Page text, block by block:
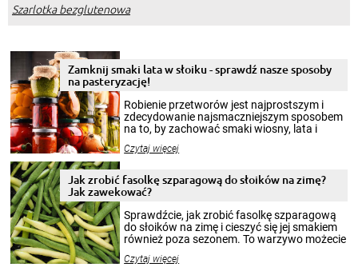
Szarlotka bezglutenowa
Zamknij smaki lata w słoiku - sprawdź nasze sposoby
na pasteryzację!
Robienie przetworów jest najprostszym i
zdecydowanie najsmaczniejszym sposobem
na to, by zachować smaki wiosny, lata i
krajobrazów, by cieszyć nimi oko w sezonie
pełni poczuć atmosferę cieplejszych
miesięcy. Przygotowanie słoików ze
patenty, które pozwolą zachować świeżość
przetworów.
Czytaj więcej
Jak zrobić fasolkę szparagową do słoików na zimę?
Jak zawekować?
Sprawdźcie, jak zrobić fasolkę szparagową
do słoików na zimę i cieszyć się jej smakiem
również poza sezonem. To warzywo możecie
nasze propozycje!
Czytaj więcej